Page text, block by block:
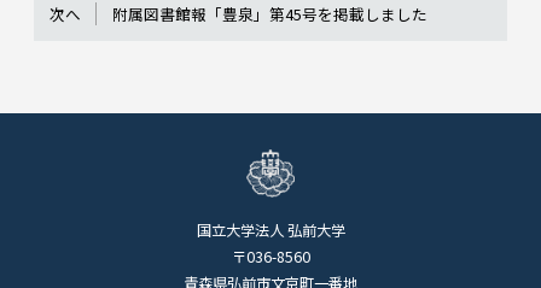
次へ 附属図書館報「豊泉」第45号を掲載しました
国立大学法人 弘前大学
〒036-8560
青森県弘前市文京町一番地